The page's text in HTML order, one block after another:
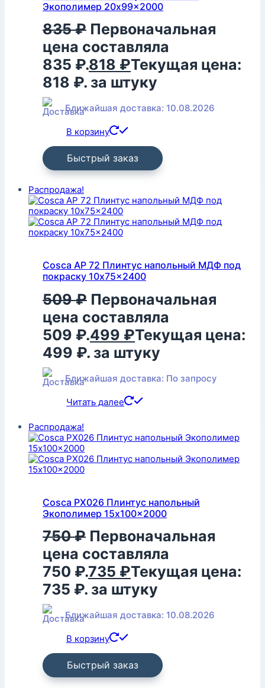
Экополимер 20x99x2000
835₽ Первоначальная
цена составляла
835 ₽.818 ₽Текущая цена:
818 ₽. за штуку
Ближайшая доставка: 10.08.2026
В корзину
Быстрый заказ
Распродажа!
Cosca AP 72 Плинтус напольный МДФ под
покраску 10x75x2400
509₽ Первоначальная
цена составляла
509 ₽.499 ₽Текущая цена:
499 ₽. за штуку
Ближайшая доставка: По запросу
Читать далее
Распродажа!
Cosca PX026 Плинтус напольный
Экополимер 15x100x2000
750₽ Первоначальная
цена составляла
750 ₽.735 ₽Текущая цена:
735 ₽. за штуку
Ближайшая доставка: 10.08.2026
В корзину
Быстрый заказ